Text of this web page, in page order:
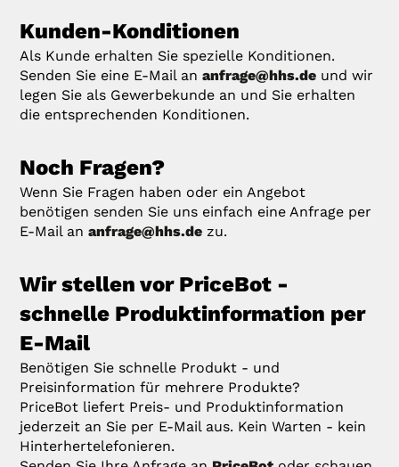
Kunden-Konditionen
Als Kunde erhalten Sie spezielle Konditionen.
Senden Sie eine E-Mail ananfrage@hhs.de und wir
legen Sie als Gewerbekunde an und Sie erhalten
die entsprechenden Konditionen.
Noch Fragen?
Wenn Sie Fragen haben oder ein Angebot
benötigen senden Sie uns einfach eine Anfrage per
E-Mail ananfrage@hhs.de zu.
Wir stellen vor PriceBot -
schnelle Produktinformation per
E-Mail
Benötigen Sie schnelle Produkt - und
Preisinformation für mehrere Produkte?
PriceBot liefert Preis- und Produktinformation
jederzeit an Sie per E-Mail aus. Kein Warten - kein
Hinterhertelefonieren.